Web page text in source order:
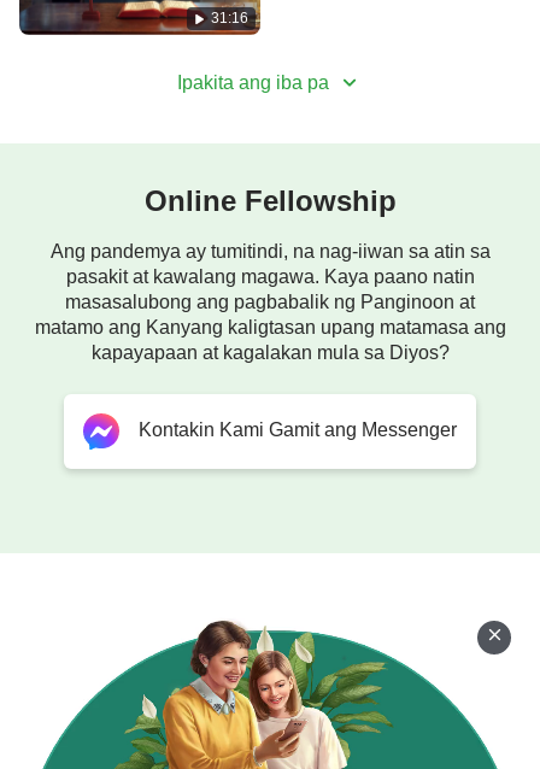
31:16
Ipakita ang iba pa
Online Fellowship
Ang pandemya ay tumitindi, na nag-iiwan sa atin sa
pasakit at kawalang magawa. Kaya paano natin
masasalubong ang pagbabalik ng Panginoon at
matamo ang Kanyang kaligtasan upang matamasa ang
kapayapaan at kagalakan mula sa Diyos?
Kontakin Kami Gamit ang Messenger